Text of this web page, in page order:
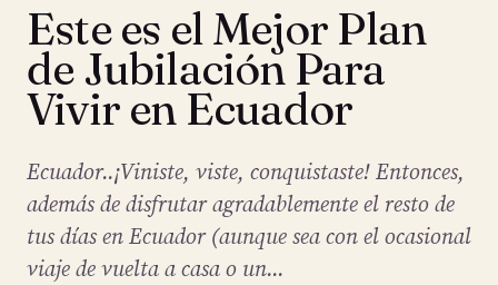
Este es el Mejor Plan
de Jubilación Para
Vivir en Ecuador
Ecuador..¡Viniste, viste, conquistaste! Entonces,
además de disfrutar agradablemente el resto de
tus días en Ecuador (aunque sea con el ocasional
viaje de vuelta a casa o un...